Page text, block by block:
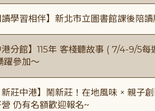
讀學習相伴】新北市立圖書館課後陪
港分館】115年 客棧聽故事 ( 7/4-9/5
躍參加～
新莊中港】鬧新莊！在地風味 × 親子
仍有名額歡迎報名~